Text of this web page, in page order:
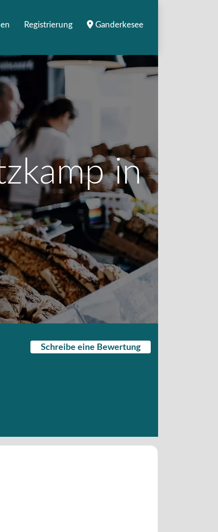
Registrierung Ganderkesee
in
Schreibe eine Bewertung